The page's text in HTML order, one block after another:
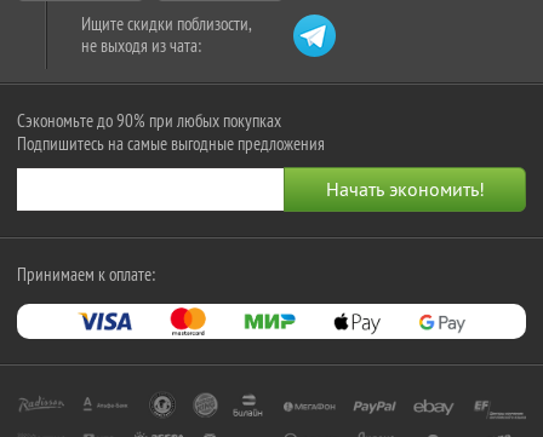
Ищите скидки поблизости,
не выходя из чата:
Сэкономьте до 90% при любых покупках
Подпишитесь на самые выгодные предложения
Принимаем к оплате: